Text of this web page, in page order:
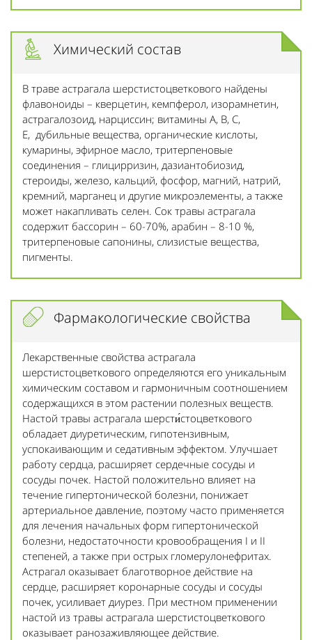
Химический состав
В траве астрагала шерстистоцветкового найдены
флавоноиды – кверцетин, кемпферол, изорамнетин,
астрагалозоид, нарциссин; витамины А, В, С,
Е, дубильные вещества, органические кислоты,
кумарины, эфирное масло, тритерпеновые
соединения – глицирризин, дазиантобиозид,
стероиды, железо, кальций, фосфор, магний, натрий,
кремний, марганец и другие микроэлементы, а также
может накапливать селен. Сок травы астрагала
содержит бассорин – 60-70%, арабин – 8-10 %,
тритерпеновые сапонины, слизистые вещества,
пигменты.
Фармакологические свойства
Лекарственные свойства астрагала
шерстистоцветкового определяются его уникальным
химическим составом и гармоничным соотношением
содержащихся в этом растении полезных веществ.
Настой травы астрагала шерсти́стоцветкового
обладает диуретическим, гипотензивным,
успокаивающим и седативным эффектом. Улучшает
работу сердца, расширяет сердечные сосуды и
сосуды почек. Настой положительно влияет на
течение гипертонической болезни, понижает
артериальное давление, поэтому часто применяется
для лечения начальных форм гипертонической
болезни, недостаточности кровообращения I и II
степеней, а также при острых гломерулонефритах.
Астрагал оказывает благотворное действие на
сердце, расширяет коронарные сосуды и сосуды
почек, усиливает диурез. При местном применении
настой из травы астрагала шерстистоцветкового
оказывает ранозаживляющее действие.